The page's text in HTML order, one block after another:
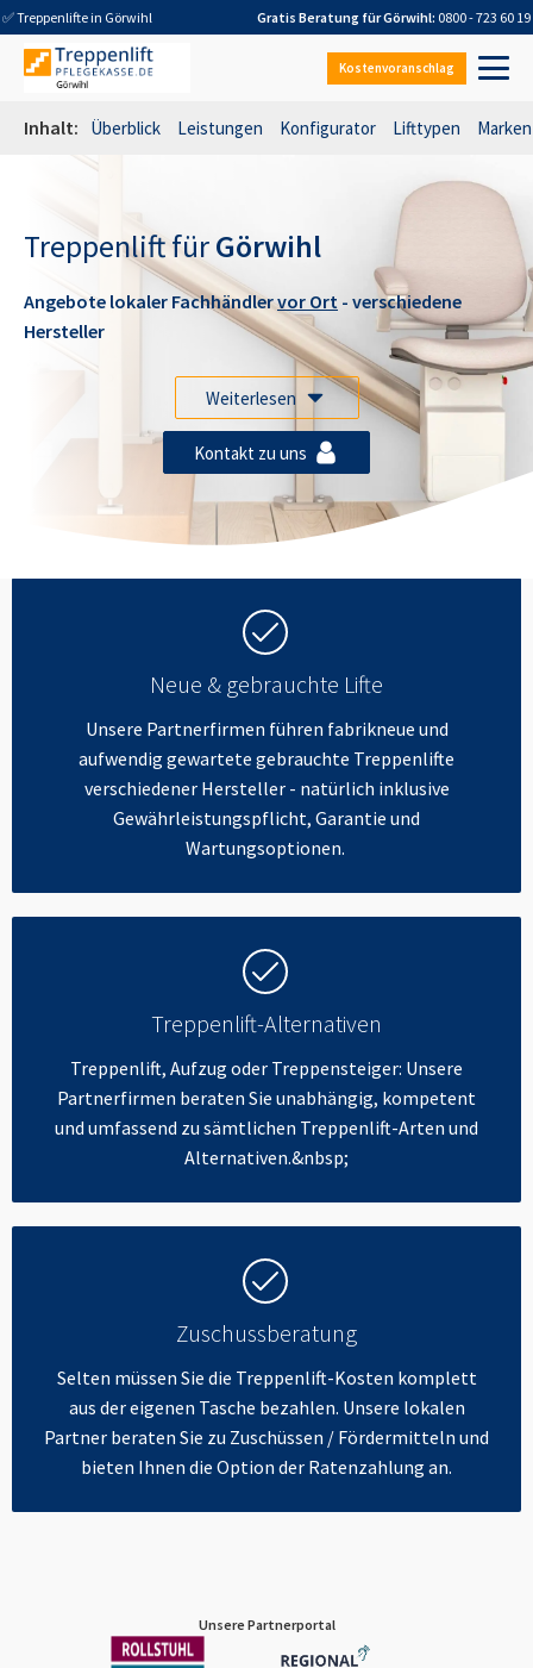
✅ Treppenlifte in Görwihl Gratis Beratung fürGörwihl: 0800 - 723 60 19
Kostenvoranschlag
Inhalt: Überblick Leistungen Konfigurator Lifttypen Marken
Treppenlift fürGörwihl
Angebote lokaler Fachhändlervor Ort - verschiedene
Hersteller
Weiterlesen
Kontakt zu uns
Neue & gebrauchte Lifte
Unsere Partnerfirmen führen fabrikneue und
aufwendig gewartete gebrauchte Treppenlifte
verschiedener Hersteller - natürlich inklusive
Gewährleistungspflicht, Garantie und
Wartungsoptionen.
Treppenlift-Alternativen
Treppenlift, Aufzug oder Treppensteiger: Unsere
Partnerfirmen beraten Sie unabhängig, kompetent
und umfassend zu sämtlichen Treppenlift-Arten und
Alternativen.&nbsp;
Zuschussberatung
Selten müssen Sie die Treppenlift-Kosten komplett
aus der eigenen Tasche bezahlen. Unsere lokalen
Partner beraten Sie zu Zuschüssen / Fördermitteln und
bieten Ihnen die Option der Ratenzahlung an.
Unsere Partnerportal